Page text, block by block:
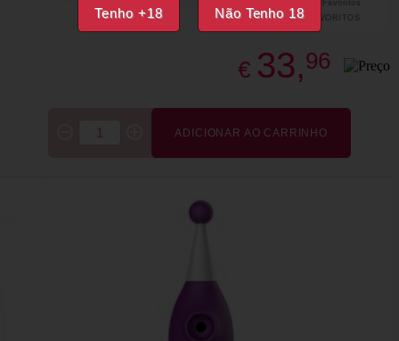
Tenho +18 Não Tenho 18 FAVORITOS
€ 33,96
ADICIONAR AO CARRINHO